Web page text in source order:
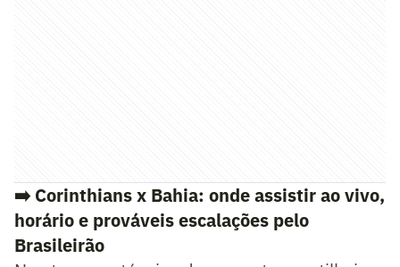
➡️ Corinthians x Bahia: onde assistir ao vivo,
horário e prováveis escalações pelo
Brasileirão